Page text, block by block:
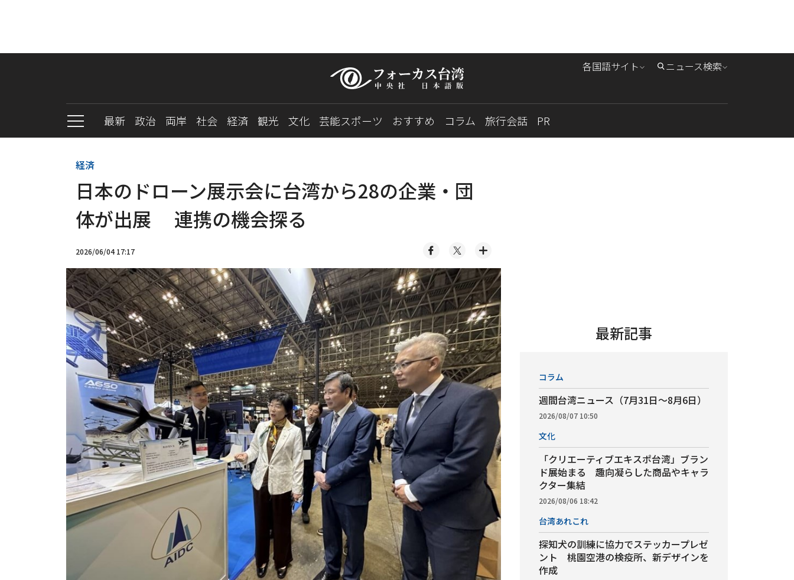
各国語サイト ニュース検索
最新 政治 両岸 社会 経済 観光 文化 芸能スポーツ おすすめ コラム 旅行会話 PR
経済
日本のドローン展示会に台湾から28の企業・団
体が出展 連携の機会探る
2026/06/04 17:17
最新記事
コラム
週間台湾ニュース（7月31日～8月6日）
2026/08/07 10:50
文化
「クリエーティブエキスポ台湾」ブラン
ド展始まる 趣向凝らした商品やキャラ
クター集結
2026/08/06 18:42
台湾あれこれ
探知犬の訓練に協力でステッカープレゼ
ント 桃園空港の検疫所、新デザインを
作成